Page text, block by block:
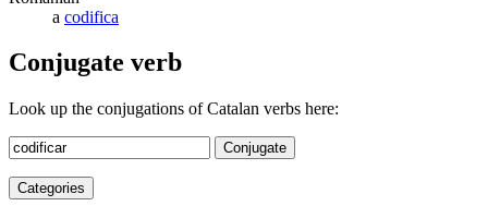
a codifica
Conjugate verb
Look up the conjugations of Catalan verbs here:
Conjugate
Categories